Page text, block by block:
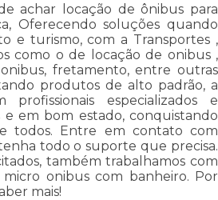
achar locação de ônibus para
Oferecendo soluções quando
e turismo, com a Transportes ,
como o de locação de onibus ,
fretamento, entre outras
produtos de alto padrão, a
especializados e
e em bom estado, conquistando
todos. Entre em contato com
todo o suporte que precisa.
também trabalhamos com
onibus com banheiro. Por
mais!